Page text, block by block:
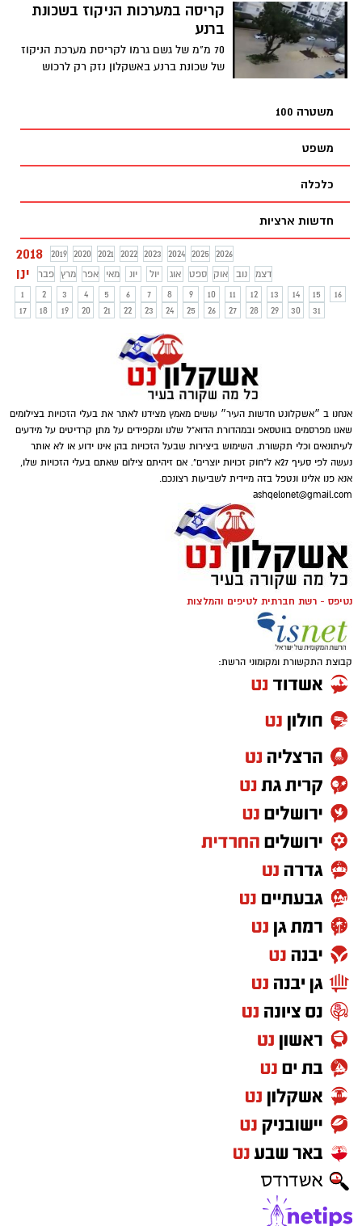
קריסה במערכות הניקוז בשכונת
ברנע
70 מ"מ של גשם גרמו לקריסת מערכת הניקוז
של שכונת ברנע באשקלון נזק רק לרכוש
משטרה 100
משפט
כלכלה
חדשות ארציות
2018 2019 2020 2021 2022 2023 2024 2025 2026
ינו פבר מרץ אפר מאי יונ יול אוג ספט אוק נוב
דצמ
1
2 3 4 5 6 7 8 9 10 11 12 13 14 15
16
17
18 19 20 21 22 23 24 25 26 27 28 29 30 31
אנחנו ב ״אשקלונט חדשות העיר״ עושים מאמץ מצידנו לאתר את בעלי הזכויות בצילומים
שאנו מפרסמים בווטסאפ ובמהדורת הדוא"ל שלנו ומקפידים על מתן קרדיטים על מידעים
לעיתונאים וכלי תקשורת. השימוש ביצירות שבעל הזכויות בהן אינו ידוע או לא אותר
נעשה לפי סעיף 27א ל"חוק זכויות יוצרים". אם זיהיתם צילום שאתם בעלי הזכויות שלו,
אנא פנו אלינו ונטפל בזה מיידית לשביעות רצונכם.
ashqelonet@gmail.com
נטיפס - רשת חברתית לטיפים והמלצות
קבוצת התקשורת ומקומוני הרשת: